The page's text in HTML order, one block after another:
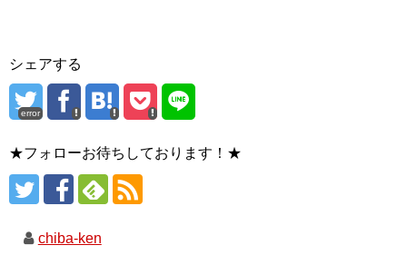
シェアする
error
★フォローお待ちしております！★
chiba-ken